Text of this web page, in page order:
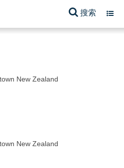
搜索
New Zealand
New Zealand